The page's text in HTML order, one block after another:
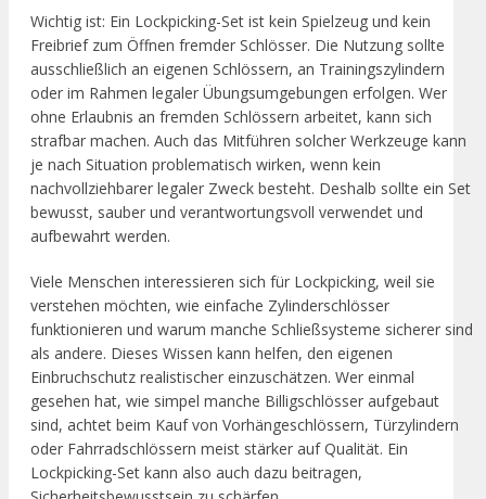
Wichtig ist: Ein Lockpicking-Set ist kein Spielzeug und kein
Freibrief zum Öffnen fremder Schlösser. Die Nutzung sollte
ausschließlich an eigenen Schlössern, an Trainingszylindern
oder im Rahmen legaler Übungsumgebungen erfolgen. Wer
ohne Erlaubnis an fremden Schlössern arbeitet, kann sich
strafbar machen. Auch das Mitführen solcher Werkzeuge kann
je nach Situation problematisch wirken, wenn kein
nachvollziehbarer legaler Zweck besteht. Deshalb sollte ein Set
bewusst, sauber und verantwortungsvoll verwendet und
aufbewahrt werden.
Viele Menschen interessieren sich für Lockpicking, weil sie
verstehen möchten, wie einfache Zylinderschlösser
funktionieren und warum manche Schließsysteme sicherer sind
als andere. Dieses Wissen kann helfen, den eigenen
Einbruchschutz realistischer einzuschätzen. Wer einmal
gesehen hat, wie simpel manche Billigschlösser aufgebaut
sind, achtet beim Kauf von Vorhängeschlössern, Türzylindern
oder Fahrradschlössern meist stärker auf Qualität. Ein
Lockpicking-Set kann also auch dazu beitragen,